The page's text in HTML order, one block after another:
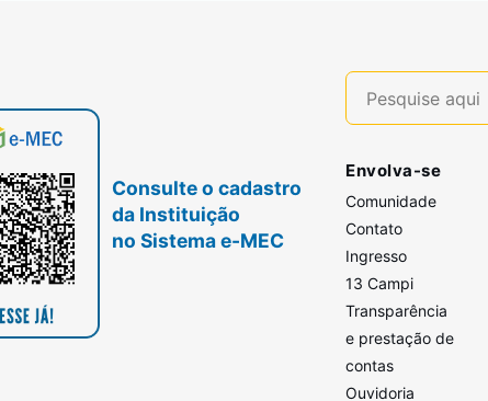
Consulte o cadastro
da Instituição
no Sistema e-MEC
Envolva-se
Comunidade
Contato
Ingresso
13 Campi
Transparência
e prestação de
contas
Ouvidoria